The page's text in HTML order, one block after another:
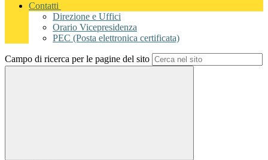
Contatti
Direzione e Uffici
Orario Vicepresidenza
PEC (Posta elettronica certificata)
Campo di ricerca per le pagine del sito